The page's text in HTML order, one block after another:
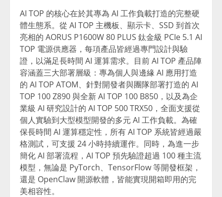
AI TOP 的核心在於其專為 AI 工作負載打造的完整硬
體生態系。從 AI TOP 主機板、顯示卡、SSD 到首次
亮相的 AORUS P1600W 80 PLUS 鈦金級 PCIe 5.1 AI
TOP 電源供應器，每項產品皆經過專門設計與驗
證，以滿足長時間 AI 運算需求。目前 AI TOP 產品陣
容涵蓋三大部署層級：專為個人與邊緣 AI 應用打造
的 AI TOP ATOM、針對開發者與團隊部署打造的 AI
TOP 100 Z890 與全新 AI TOP 100 B850，以及為企
業級 AI 研究設計的 AI TOP 500 TRX50，全面支援從
個人實驗到大型模型開發的多元 AI 工作負載。為確
保長時間 AI 運算穩定性，所有 AI TOP 系統皆經過嚴
格測試，可支援 24 小時持續運作。同時，為進一步
簡化 AI 部署流程，AI TOP 預先驗證超過 100 種主流
模型，無論是 PyTorch、TensorFlow 等開發框架，
還是 OpenClaw 開源軟體，皆能實現開箱即用的完
美相容性。